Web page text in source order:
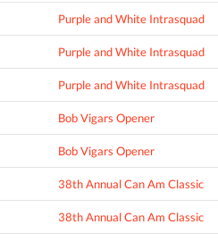
Purple and White Intrasquad
Purple and White Intrasquad
Purple and White Intrasquad
Bob Vigars Opener
Bob Vigars Opener
38th Annual Can Am Classic
38th Annual Can Am Classic